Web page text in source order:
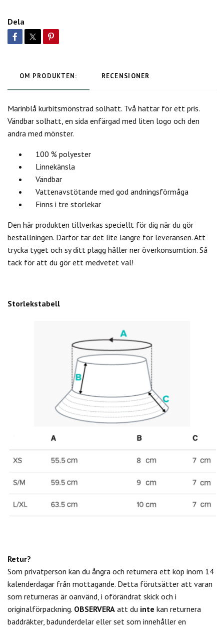
Dela
OM PRODUKTEN: RECENSIONER
Marinblå kurbitsmönstrad solhatt. Två hattar för ett pris.
Vändbar solhatt, en sida enfärgad med liten logo och den
andra med mönster.
100 % polyester
Linnekänsla
Vändbar
Vattenavstötande med god andningsförmåga
Finns i tre storlekar
Den här produkten tillverkas speciellt för dig när du gör
beställningen. Därför tar det lite längre för leveransen. Att
trycka tyget och sy ditt plagg håller ner överkonsumtion. Så
tack för att du gör ett medvetet val!
Storlekstabell
Retur?
Som privatperson kan du ångra och returnera ett köp inom 14
kalenderdagar från mottagande. Detta förutsätter att varan
som returneras är oanvänd, i oförändrat skick och i
originalförpackning. OBSERVERA att du inte kan returnera
baddräkter, badunderdelar eller set som innehåller en